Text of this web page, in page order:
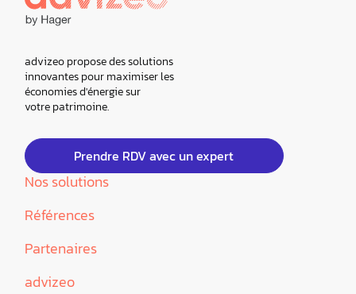
advizeo propose des solutions
innovantes pour maximiser les
économies d'énergie sur
votre patrimoine.
Prendre RDV avec un expert
Nos solutions
Références
Partenaires
advizeo